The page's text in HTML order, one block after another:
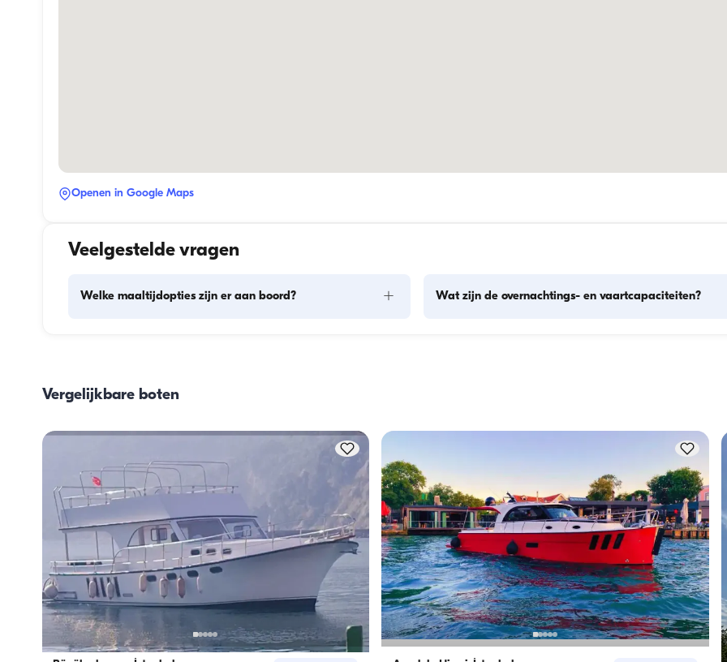
Openen in Google Maps
Veelgestelde vragen
Welke maaltijdopties zijn er aan boord? +
bemanning overlaten. De bereiding van de maaltijden wordt
Wat zijn de overnachtings- en vaartcapaciteiten?
Vergelijkbare boten